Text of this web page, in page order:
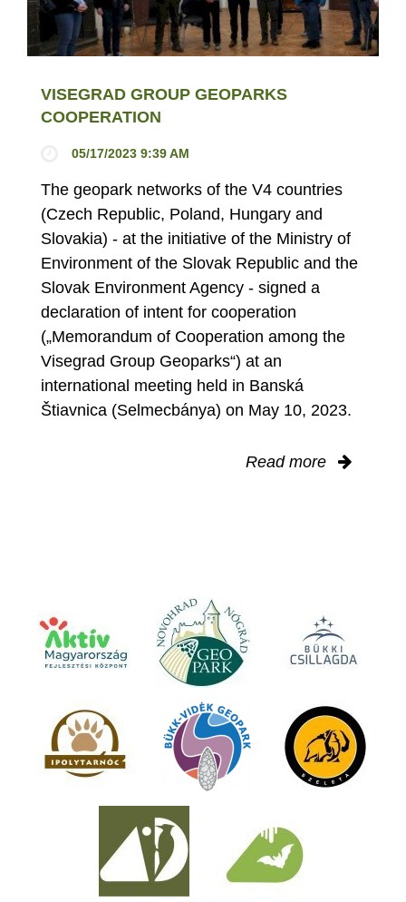
VISEGRAD GROUP GEOPARKS
COOPERATION
05/17/2023 9:39 AM
The geopark networks of the V4 countries
(Czech Republic, Poland, Hungary and
Slovakia) - at the initiative of the Ministry of
Environment of the Slovak Republic and the
Slovak Environment Agency - signed a
declaration of intent for cooperation
(„Memorandum of Cooperation among the
Visegrad Group Geoparks“) at an
international meeting held in Banská
Štiavnica (Selmecbánya) on May 10, 2023.
Read more